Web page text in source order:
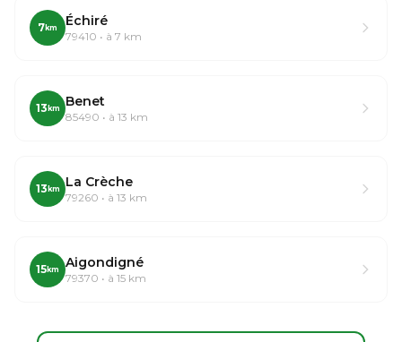
7 km Échiré
79410 • à 7 km
13 km Benet
85490 • à 13 km
13 km La Crèche
79260 • à 13 km
15 km Aigondigné
79370 • à 15 km